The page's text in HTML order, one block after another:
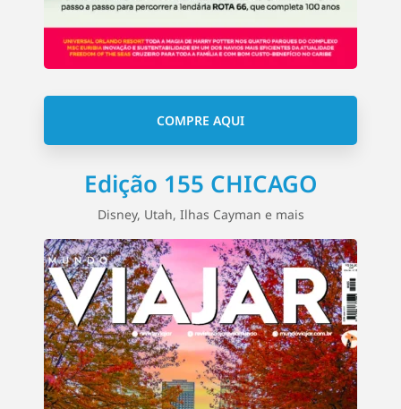
COMPRE AQUI
Edição 155 CHICAGO
Disney, Utah, Ilhas Cayman e mais